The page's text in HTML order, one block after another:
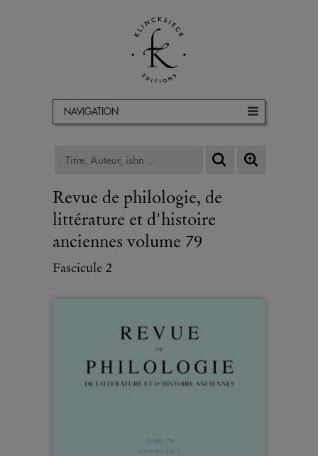
NAVIGATION
Revue de philologie, de
littérature et d'histoire
anciennes volume 79
Fascicule 2